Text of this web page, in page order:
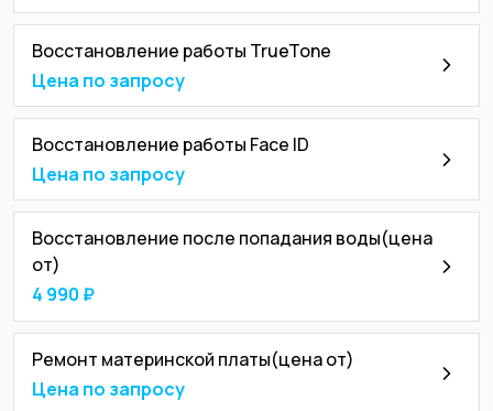
Восстановление работы TrueTone
Цена по запросу
Восстановление работы Face ID
Цена по запросу
Восстановление после попадания воды(цена
от)
4 990 ₽
Ремонт материнской платы(цена от)
Цена по запросу